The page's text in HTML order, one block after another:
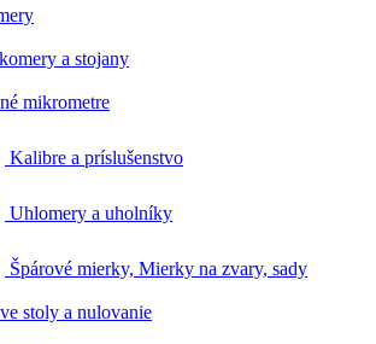
a stojany
mikrometre
Kalibre a príslušenstvo
Uhlomery a uholníky
Špárové mierky, Mierky na zvary, sady
stoly a nulovanie